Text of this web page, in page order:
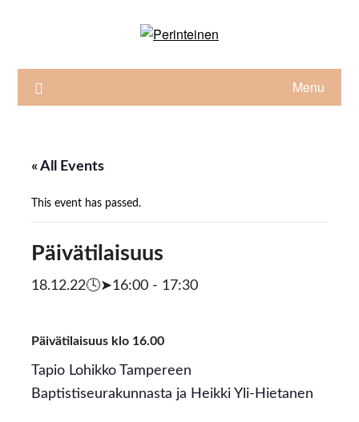
Menu
« All Events
This event has passed.
Päivätilaisuus
18.12.22🕓➤16:00- 17:30
Päivätilaisuus klo 16.00
Tapio Lohikko Tampereen
Baptistiseurakunnasta ja Heikki Yli-Hietanen